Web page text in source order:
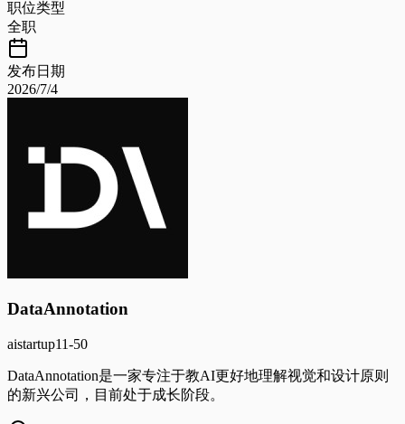
职位类型
全职
发布日期
2026/7/4
DataAnnotation
aistartup11-50
DataAnnotation是一家专注于教AI更好地理解视觉和设计原则
的新兴公司，目前处于成长阶段。